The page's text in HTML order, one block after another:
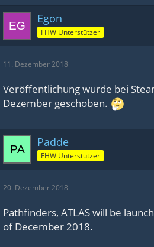
Egon
FHW Unterstützer
11. Dezember 2018
Veröffentlichung wurde bei
Dezember geschoben.
Padde
FHW Unterstützer
20. Dezember 2018
Pathfinders, ATLAS will be
of December 2018.